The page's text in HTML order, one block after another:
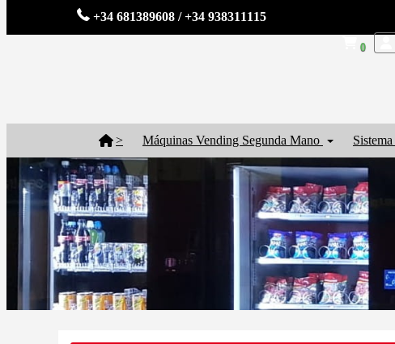
+34 681389608 / +34 938311115
0
> Máquinas Vending Segunda Mano